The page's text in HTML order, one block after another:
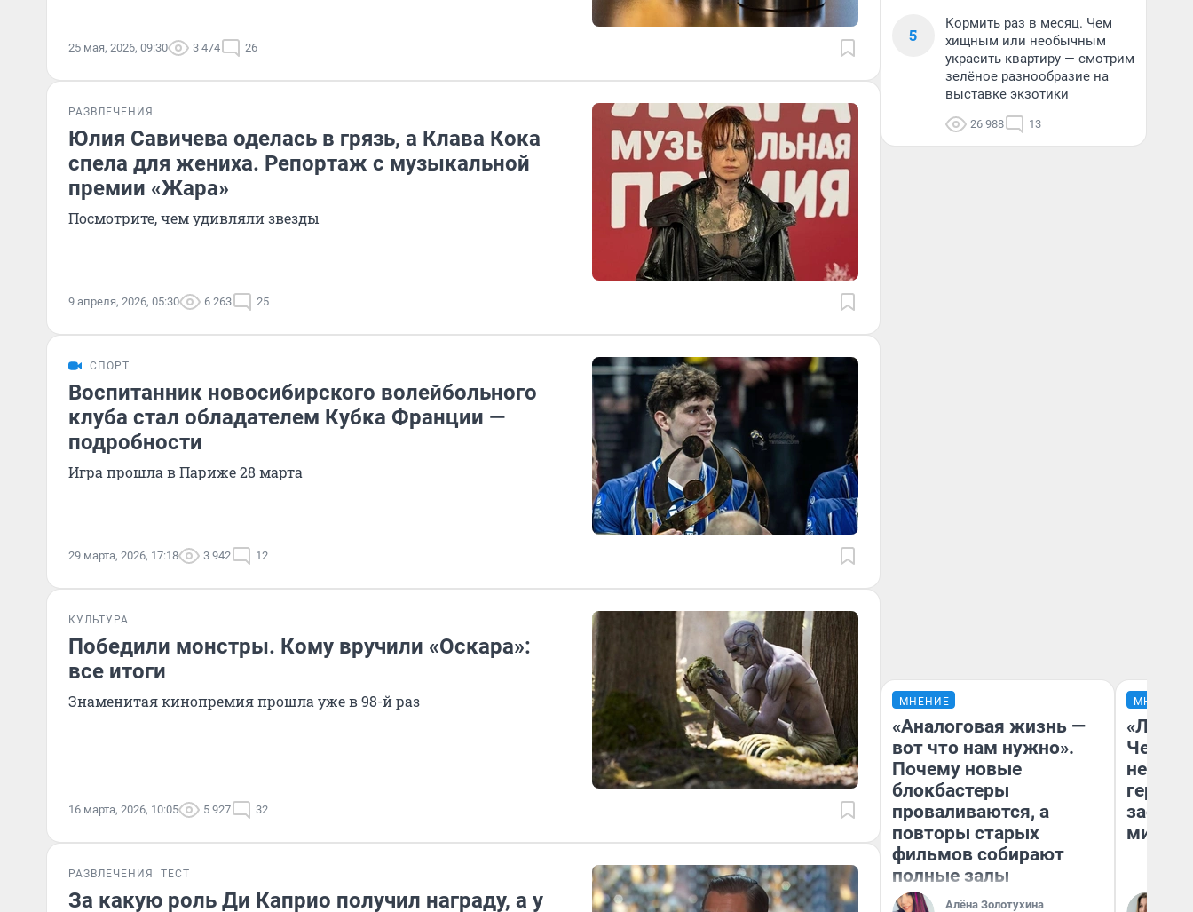
25 мая, 2026, 09:30 3 474 26
РАЗВЛЕЧЕНИЯ
Юлия Савичева оделась в грязь, а Клава Кока
спела для жениха. Репортаж с музыкальной
премии «Жара»
Посмотрите, чем удивляли звезды
9 апреля, 2026, 05:30 6 263 25
СПОРТ
Воспитанник новосибирского волейбольного
клуба стал обладателем Кубка Франции —
подробности
Игра прошла в Париже 28 марта
29 марта, 2026, 17:18 3 942 12
КУЛЬТУРА
Победили монстры. Кому вручили «Оскара»:
все итоги
Знаменитая кинопремия прошла уже в 98-й раз
16 марта, 2026, 10:05 5 927 32
РАЗВЛЕЧЕНИЯ ТЕСТ
За какую роль Ди Каприо получил награду, а у
5
Кормить раз в месяц. Чем
хищным или необычным
украсить квартиру — смотрим
зелёное разнообразие на
выставке экзотики
26 988 13
МНЕНИЕ
«Аналоговая жизнь —
вот что нам нужно».
Почему новые
блокбастеры
проваливаются, а
повторы старых
фильмов собирают
полные залы
Алёна Золотухина
МНЕНИЕ
«Люди
Чем
герои